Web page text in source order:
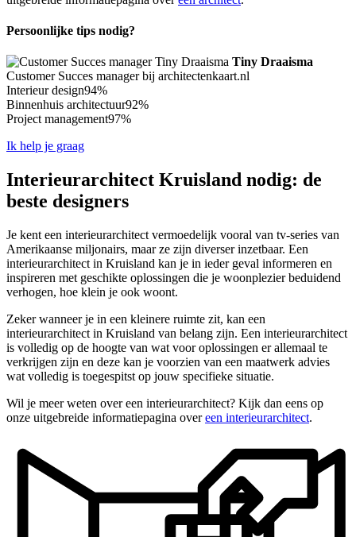
Persoonlijke tips nodig?
Tiny Draaisma
Customer Succes manager bij architectenkaart.nl
Interieur design94%
Binnenhuis architectuur92%
Project management97%
Ik help je graag
Interieurarchitect Kruisland nodig: de
beste designers
Je kent een interieurarchitect vermoedelijk vooral van tv-series van
Amerikaanse miljonairs, maar ze zijn diverser inzetbaar. Een
interieurarchitect in Kruisland kan je in ieder geval informeren en
inspireren met geschikte oplossingen die je woonplezier beduidend
verhogen, hoe klein je ook woont.
Zeker wanneer je in een kleinere ruimte zit, kan een
interieurarchitect in Kruisland van belang zijn. Een interieurarchitect
is volledig op de hoogte van wat voor oplossingen er allemaal te
verkrijgen zijn en deze kan je voorzien van een maatwerk advies
wat volledig is toegespitst op jouw specifieke situatie.
Wil je meer weten over een interieurarchitect? Kijk dan eens op
onze uitgebreide informatiepagina overeen interieurarchitect.